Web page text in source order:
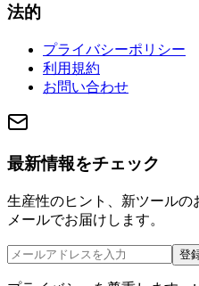
法的
プライバシーポリシー
利用規約
お問い合わせ
最新情報をチェック
生産性のヒント、新ツール
メールでお届けします。
登